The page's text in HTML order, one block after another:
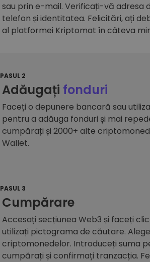
Explorator de investiții
Găsește-ți strategia cripto
sau prin e-mail. Verificați-vă adresa
telefon și identitatea. Felicitări, ați
al platformei Kriptomat în câteva
PASUL 2
Adăugați fonduri
Faceți o depunere bancară sau
pentru a adăuga fonduri și mai
cumpărați și 2000+ alte
Wallet.
PASUL 3
Cumpărare
Accesați secțiunea Web3 și faceți
utilizați pictograma de căutare.
criptomonedelor. Introduceți suma
cumpărați și confirmați tranzacția.